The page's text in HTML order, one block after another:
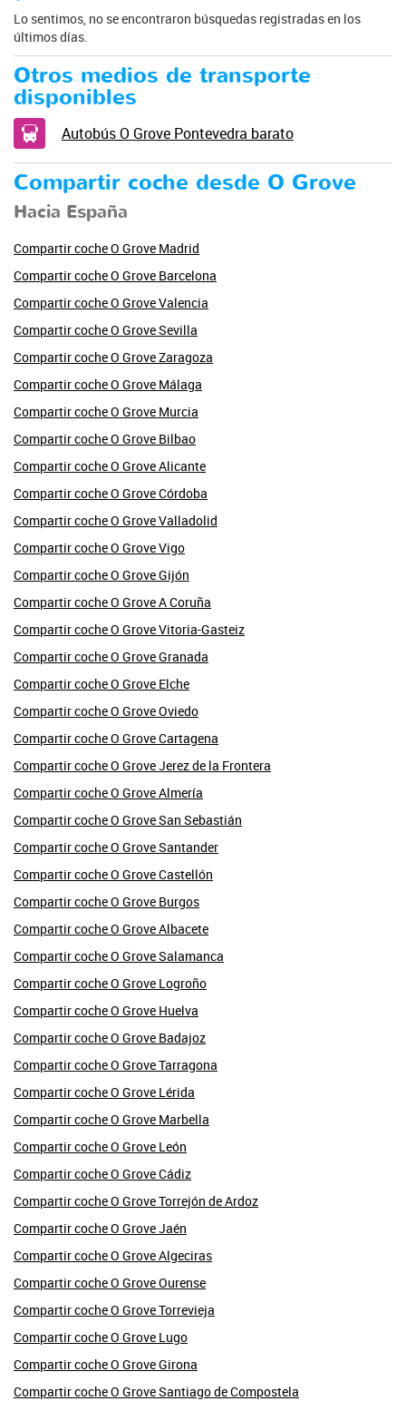
Lo sentimos, no se encontraron búsquedas registradas en los
últimos días.
Otros medios de transporte
disponibles
Autobús O Grove Pontevedra barato
Compartir coche desde O Grove
Hacia España
Compartir coche O Grove Madrid
Compartir coche O Grove Barcelona
Compartir coche O Grove Valencia
Compartir coche O Grove Sevilla
Compartir coche O Grove Zaragoza
Compartir coche O Grove Málaga
Compartir coche O Grove Murcia
Compartir coche O Grove Bilbao
Compartir coche O Grove Alicante
Compartir coche O Grove Córdoba
Compartir coche O Grove Valladolid
Compartir coche O Grove Vigo
Compartir coche O Grove Gijón
Compartir coche O Grove A Coruña
Compartir coche O Grove Vitoria-Gasteiz
Compartir coche O Grove Granada
Compartir coche O Grove Elche
Compartir coche O Grove Oviedo
Compartir coche O Grove Cartagena
Compartir coche O Grove Jerez de la Frontera
Compartir coche O Grove Almería
Compartir coche O Grove San Sebastián
Compartir coche O Grove Santander
Compartir coche O Grove Castellón
Compartir coche O Grove Burgos
Compartir coche O Grove Albacete
Compartir coche O Grove Salamanca
Compartir coche O Grove Logroño
Compartir coche O Grove Huelva
Compartir coche O Grove Badajoz
Compartir coche O Grove Tarragona
Compartir coche O Grove Lérida
Compartir coche O Grove Marbella
Compartir coche O Grove León
Compartir coche O Grove Cádiz
Compartir coche O Grove Torrejón de Ardoz
Compartir coche O Grove Jaén
Compartir coche O Grove Algeciras
Compartir coche O Grove Ourense
Compartir coche O Grove Torrevieja
Compartir coche O Grove Lugo
Compartir coche O Grove Girona
Compartir coche O Grove Santiago de Compostela